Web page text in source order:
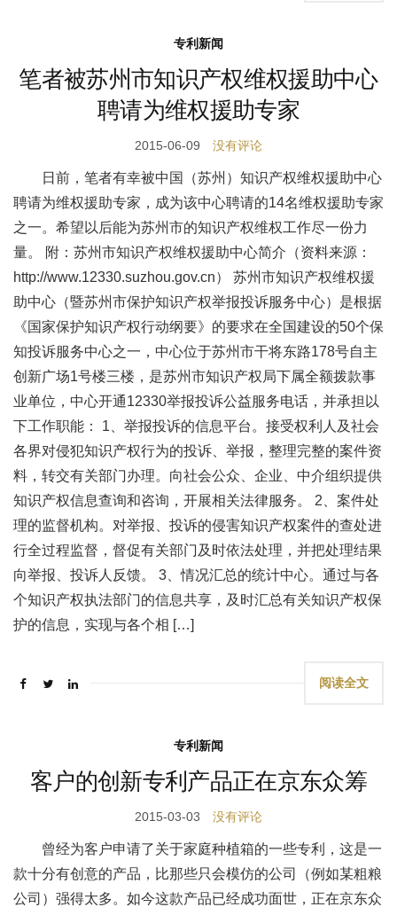
专利新闻
笔者被苏州市知识产权维权援助中心
聘请为维权援助专家
2015-06-09 没有评论
日前，笔者有幸被中国（苏州）知识产权维权援助中心
聘请为维权援助专家，成为该中心聘请的14名维权援助专家
之一。希望以后能为苏州市的知识产权维权工作尽一份力
量。 附：苏州市知识产权维权援助中心简介（资料来源：
http://www.12330.suzhou.gov.cn） 苏州市知识产权维权援
助中心（暨苏州市保护知识产权举报投诉服务中心）是根据
《国家保护知识产权行动纲要》的要求在全国建设的50个保
知投诉服务中心之一，中心位于苏州市干将东路178号自主
创新广场1号楼三楼，是苏州市知识产权局下属全额拨款事
业单位，中心开通12330举报投诉公益服务电话，并承担以
下工作职能： 1、举报投诉的信息平台。接受权利人及社会
各界对侵犯知识产权行为的投诉、举报，整理完整的案件资
料，转交有关部门办理。向社会公众、企业、中介组织提供
知识产权信息查询和咨询，开展相关法律服务。 2、案件处
理的监督机构。对举报、投诉的侵害知识产权案件的查处进
行全过程监督，督促有关部门及时依法处理，并把处理结果
向举报、投诉人反馈。 3、情况汇总的统计中心。通过与各
个知识产权执法部门的信息共享，及时汇总有关知识产权保
护的信息，实现与各个相 […]
阅读全文
专利新闻
客户的创新专利产品正在京东众筹
2015-03-03 没有评论
曾经为客户申请了关于家庭种植箱的一些专利，这是一
款十分有创意的产品，比那些只会模仿的公司（例如某粗粮
公司）强得太多。如今这款产品已经成功面世，正在京东众